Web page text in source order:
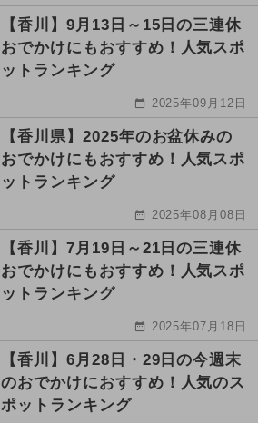
【香川】9月13日～15日の三連休
おでかけにもおすすめ！人気スポ
ットランキング
2025年09月12日
【香川県】2025年のお盆休みの
おでかけにもおすすめ！人気スポ
ットランキング
2025年08月08日
【香川】7月19日～21日の三連休
おでかけにもおすすめ！人気スポ
ットランキング
2025年07月18日
【香川】6月28日・29日の今週末
のおでかけにおすすめ！人気のス
ポットランキング